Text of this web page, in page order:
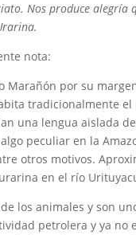
Nos produce
nota:
Marañón por su
tradicionalmente el
una lengua aislada
peculiar en la
otros motivos.
en el río
los animales y son
petrolera y ya